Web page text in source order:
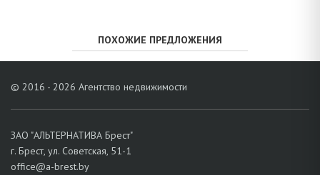
ПОХОЖИЕ ПРЕДЛОЖЕНИЯ
© 2016 - 2026 Агентство недвижимости
ЗАО "АЛЬТЕРНАТИВА Брест"
г. Брест, ул. Советская, 51-1
office@a-brest.by